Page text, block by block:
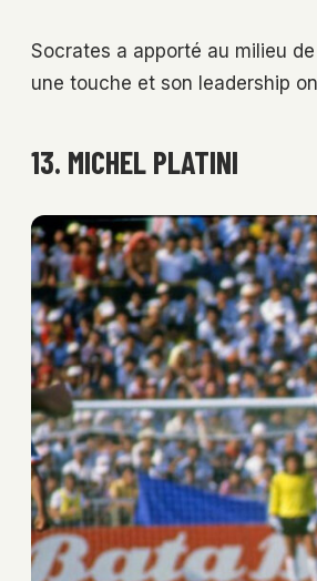
Socrates a apporté au milieu
une touche et son leadership
13. MICHEL PLATINI